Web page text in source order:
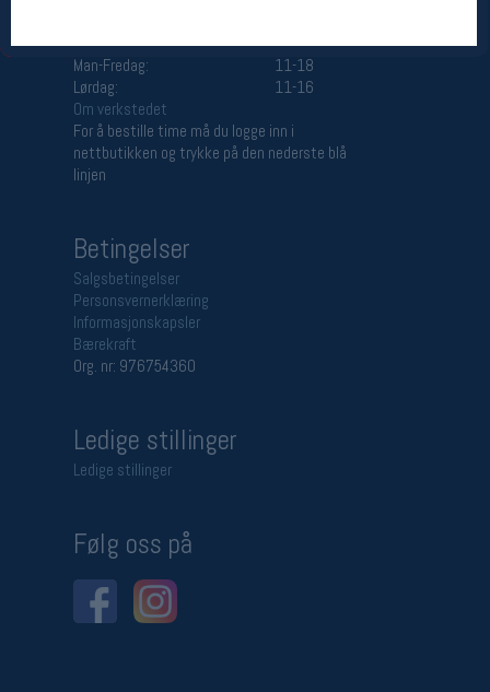
Man-Fredag:
11-18
Lørdag:
11-16
Om verkstedet
For å bestille time må du logge inn i
nettbutikken og trykke på den nederste blå
linjen
Betingelser
Salgsbetingelser
Personsvernerklæring
Informasjonskapsler
Bærekraft
Org. nr: 976754360
Ledige stillinger
Ledige stillinger
Følg oss på